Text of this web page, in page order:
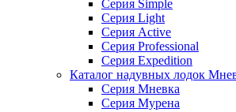
Серия Simple
Серия Light
Серия Active
Серия Professional
Серия Expedition
Каталог надувных лодок
Серия Мневка
Серия Мурена